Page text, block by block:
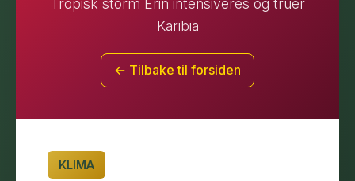
Tropisk storm Erin intensiveres og truer
Karibia
← Tilbake til forsiden
KLIMA